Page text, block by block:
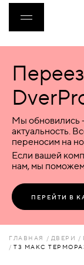
ДВЕРИ
ВОРОТА
Мы обновились
актуальность.
переносим на
Если вашей
нам, мы
ПЕРЕЙТИ В
ГЛАВНАЯ ДВЕРИ
T3 МАКС